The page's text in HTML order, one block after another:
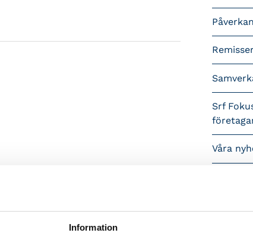
Information
Remisser
Srf
Våra
Följ